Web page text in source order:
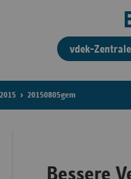
vdek-
2015 20150805gem
Bessere